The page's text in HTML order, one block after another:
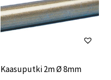
Kaasuputki 2m Ø 8mm